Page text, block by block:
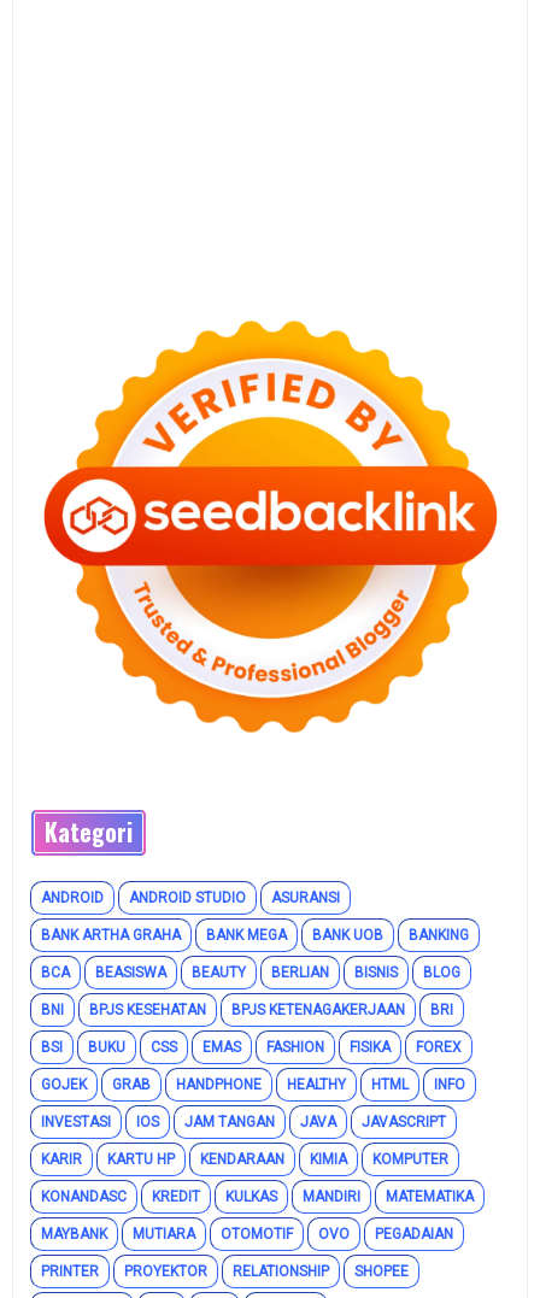
Kategori
ANDROID ANDROID STUDIO ASURANSI
BANK ARTHA GRAHA BANK MEGA BANK UOB BANKING
BCA BEASISWA BEAUTY BERLIAN BISNIS BLOG
BNI BPJS KESEHATAN BPJS KETENAGAKERJAAN BRI
BSI BUKU CSS EMAS FASHION FISIKA FOREX
GOJEK GRAB HANDPHONE HEALTHY HTML INFO
INVESTASI IOS JAM TANGAN JAVA JAVASCRIPT
KARIR KARTU HP KENDARAAN KIMIA KOMPUTER
KONANDASC KREDIT KULKAS MANDIRI MATEMATIKA
MAYBANK MUTIARA OTOMOTIF OVO PEGADAIAN
PRINTER PROYEKTOR RELATIONSHIP SHOPEE